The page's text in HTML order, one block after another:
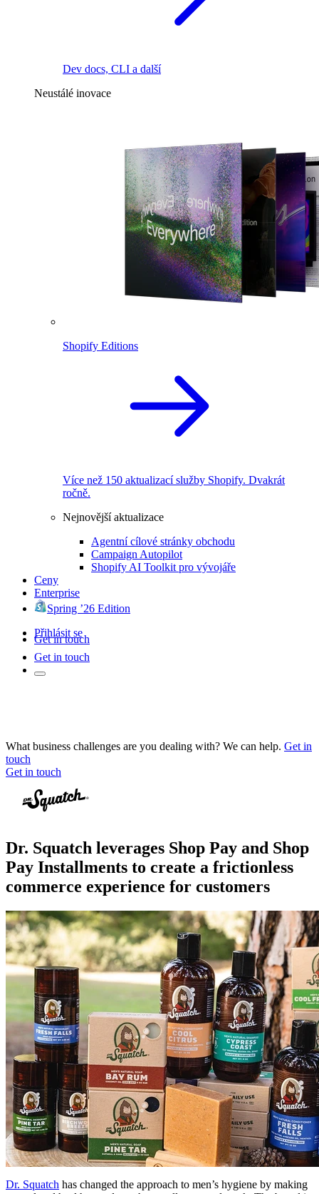
Dev docs, CLI a další
Neustálé inovace
Shopify Editions
Více než 150 aktualizací služby Shopify. Dvakrát
ročně.
Nejnovější aktualizace
Agentní cílové stránky obchodu
Campaign Autopilot
Shopify AI Toolkit pro vývojáře
Ceny
Enterprise
Spring ’26 Edition
Přihlásit se
Get in touch
Get in touch
What business challenges are you dealing with? We can help. Get in
touch
Get in touch
Dr. Squatch leverages Shop Pay and Shop
Pay Installments to create a frictionless
commerce experience for customers
Dr. Squatch has changed the approach to men’s hygiene by making